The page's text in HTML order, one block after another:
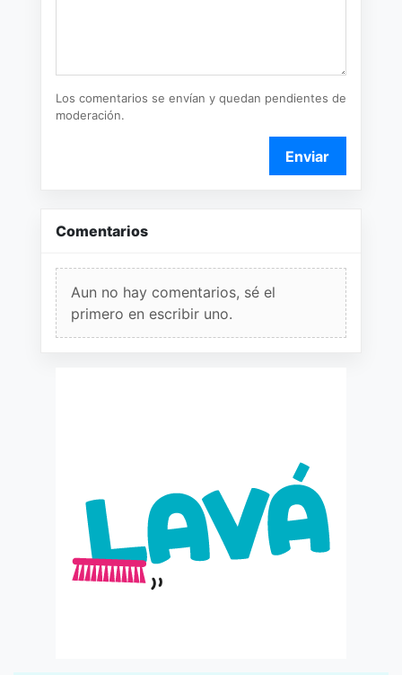
Los comentarios se envían y quedan pendientes de
moderación.
Enviar
Comentarios
Aun no hay comentarios, sé el
primero en escribir uno.